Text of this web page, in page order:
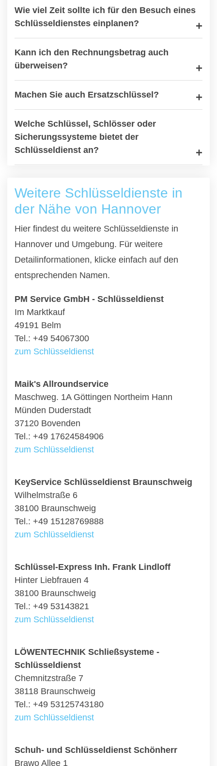
Wie viel Zeit sollte ich für den Besuch eines
Schlüsseldienstes einplanen?
Kann ich den Rechnungsbetrag auch
überweisen?
Machen Sie auch Ersatzschlüssel?
Welche Schlüssel, Schlösser oder
Sicherungssysteme bietet der
Schlüsseldienst an?
Weitere Schlüsseldienste in
der Nähe von Hannover
Hier findest du weitere Schlüsseldienste in
Hannover und Umgebung. Für weitere
Detailinformationen, klicke einfach auf den
entsprechenden Namen.
PM Service GmbH - Schlüsseldienst
Im Marktkauf
49191 Belm
Tel.: +49 54067300
zum Schlüsseldienst
Maik's Allroundservice
Maschweg. 1A Göttingen Northeim Hann
Münden Duderstadt
37120 Bovenden
Tel.: +49 17624584906
zum Schlüsseldienst
KeyService Schlüsseldienst Braunschweig
Wilhelmstraße 6
38100 Braunschweig
Tel.: +49 15128769888
zum Schlüsseldienst
Schlüssel-Express Inh. Frank Lindloff
Hinter Liebfrauen 4
38100 Braunschweig
Tel.: +49 53143821
zum Schlüsseldienst
LÖWENTECHNIK Schließsysteme -
Schlüsseldienst
Chemnitzstraße 7
38118 Braunschweig
Tel.: +49 53125743180
zum Schlüsseldienst
Schuh- und Schlüsseldienst Schönherr
Brawo Allee 1